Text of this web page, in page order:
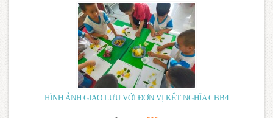
LỊCH TRỰC NGHỈ LỄ 30/4 – 1/5 NĂM 2019 (26/04/2019)
LỊCH TRỰC NGHỈ LỄ 30/4 – 1/5 (26/04/2019)
TẬP HUẤN CHUẨN HIỆU TRƯỞNG, CHUẨN NGHỀ
NGHIỆP GIÁO VIÊN MẦM NON (17/04/2019)
ĐĂNG KÝ GIỜ DẠY TỐT CHÀO MỪNG NGÀY PHỤ NỮ
VIỆT NAM 8/3 VÀ NGÀY 26/3 (11/03/2019)
HÌNH ẢNH GIAO LƯU VỚI ĐƠN VỊ KẾT NGHĨA CBB4